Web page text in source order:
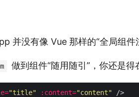
并没有像 Vue 那样的“全局组件
做到组件“随用随引”，你还是得
="title" :content="content"